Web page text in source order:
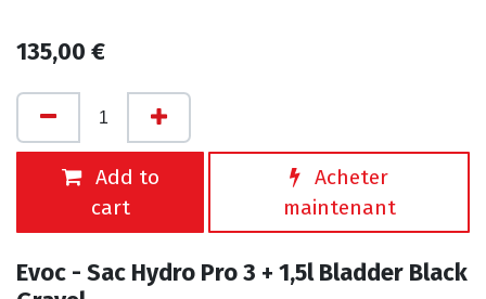
135,00 €
Add to
cart
Acheter
maintenant
Evoc - Sac Hydro Pro 3 + 1,5l Bladder Black